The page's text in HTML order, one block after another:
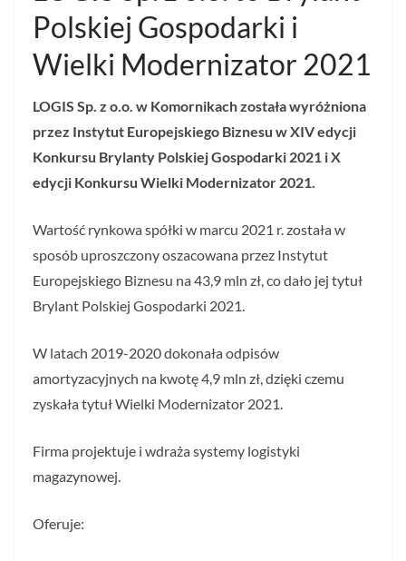
Polskiej Gospodarki i
Wielki Modernizator 2021
LOGIS Sp. z o.o. w Komornikach została wyróżniona
przez Instytut Europejskiego Biznesu w XIV edycji
Konkursu Brylanty Polskiej Gospodarki 2021 i X
edycji Konkursu Wielki Modernizator 2021.
Wartość rynkowa spółki w marcu 2021 r. została w
sposób uproszczony oszacowana przez Instytut
Europejskiego Biznesu na 43,9 mln zł, co dało jej tytuł
Brylant Polskiej Gospodarki 2021.
W latach 2019-2020 dokonała odpisów
amortyzacyjnych na kwotę 4,9 mln zł, dzięki czemu
zyskała tytuł Wielki Modernizator 2021.
Firma projektuje i wdraża systemy logistyki
magazynowej.
Oferuje: